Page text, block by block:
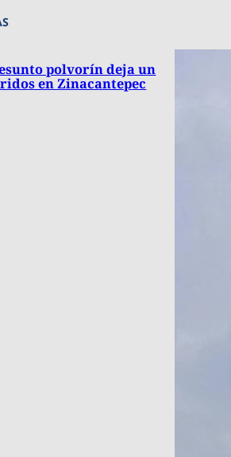
polvorín deja un
en Zinacantepec